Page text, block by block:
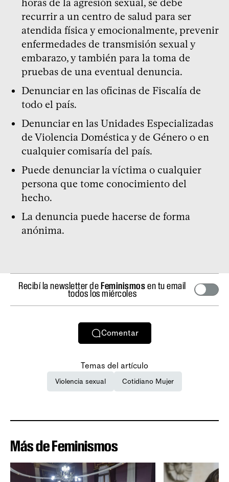
recurrir a un centro de salud para ser
atendida física y emocionalmente, prevenir
enfermedades de transmisión sexual y
embarazo, y también para la toma de
pruebas de una eventual denuncia.
Denunciar en las oficinas de Fiscalía de
todo el país.
Denunciar en las Unidades Especializadas
de Violencia Doméstica y de Género o en
cualquier comisaría del país.
Puede denunciar la víctima o cualquier
persona que tome conocimiento del
hecho.
La denuncia puede hacerse de forma
anónima.
Recibí la newsletter deFeminismosen tu email
todos los miércoles
Comentar
Temas del artículo
Violencia sexual Cotidiano Mujer
Más de Feminismos